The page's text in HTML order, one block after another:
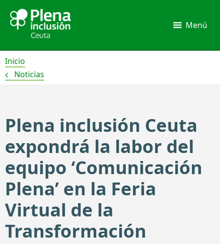
contenido
Menú
Inicio
Noticias
Plena inclusión Ceuta
expondrá la labor del
equipo ‘Comunicación
Plena’ en la Feria
Virtual de la
Transformación